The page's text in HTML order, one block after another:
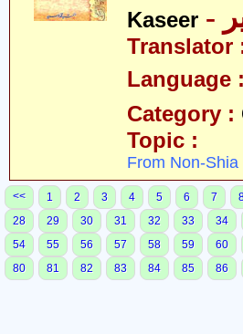
Kaseer
Translator
Language :
Category :
Topic :
From Non-
<< 1 2 3 4 5 6 7
28
29 30 31 32 33 34
54
55 56 57 58 59 60
80
81 82 83 84 85 86